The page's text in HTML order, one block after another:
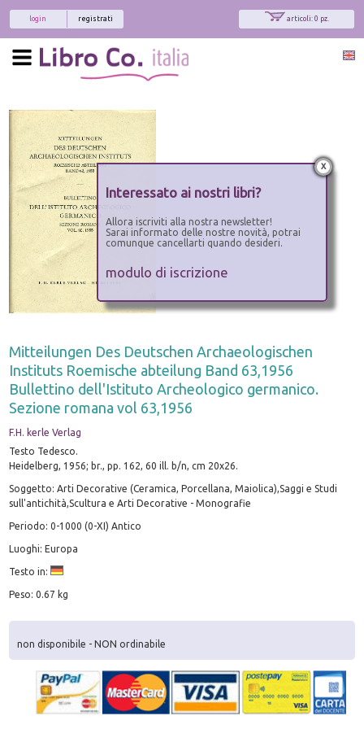
articoli: 0 pz.
registrati
login
Mitteilungen Des Deutschen Archaeologischen
Instituts Roemische abteilung Band 63,1956
Bullettino dell'Istituto Archeologico germanico.
Sezione romana vol 63,1956
F.H. kerle Verlag
Testo Tedesco.
Heidelberg, 1956; br., pp. 162, 60 ill. b/n, cm 20x26.
Soggetto: Arti Decorative (Ceramica, Porcellana, Maiolica),Saggi e Studi
sull'antichità,Scultura e Arti Decorative - Monografie
Periodo: 0-1000 (0-XI) Antico
Luoghi: Europa
Testo in:
Peso: 0.67 kg
non disponibile - NON ordinabile
x
Interessato ai nostri libri?
Allora iscriviti alla nostra newsletter!
Sarai informato delle nostre novità, potrai
comunque cancellarti quando desideri.
modulo di iscrizione